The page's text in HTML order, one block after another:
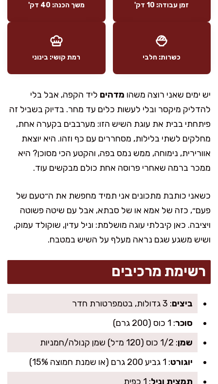
זמן עבודה: 10 דק' משך הכנה: 40 דק'
כשרות: חלבי רמת קושי: בינוני
יש ימים שאני רוצה משהו מדהים ליד הקפה, אבל בלי
להדליק מיקסר ובלי לעשות כלים עד מחר. בדיוק בשביל זה
פיתחתי בבית את עוגת השיש הזו: מערבבים בקערה אחת,
מחלקים לשתי בלילות, מסחררים עם כף וזהו. היא יוצאת
אוורירית, נימוחה, ממש נמס בפה, והקטע הכי מסוכן? היא
ממכר ברמה שאחרי פרוסה אחת כולם מבקשים עוד.
כשאני כותבת מתכונים אני תמיד מחפשת את ה״טעם של
פעם״, כזה של אמא או של סבתא, אבל עם שיטה פשוטה
ויציבה. כאן קיבלתי עוגה מושלמת: וניל עדין, שוקולד עמוק,
ושיש משגע שגם נראה מעלף על השיש במטבח.
רשימת מרכיבים
ביצים: 3 גדולות, בטמפרטורת חדר
סוכר: 1 כוס (200 גרם)
שמן: 1/2 כוס (120 מ״ל) שמן קנולה/חמניות
יוגורט: 1 גביע 200 גרם (או שמנת חמוצה 15%)
תמצית וניל: 1 כפית